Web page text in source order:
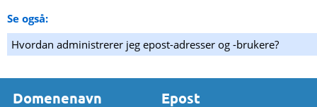
Se også:
Hvordan administrerer jeg epost-adresser og -brukere?
Domenenavn Epost